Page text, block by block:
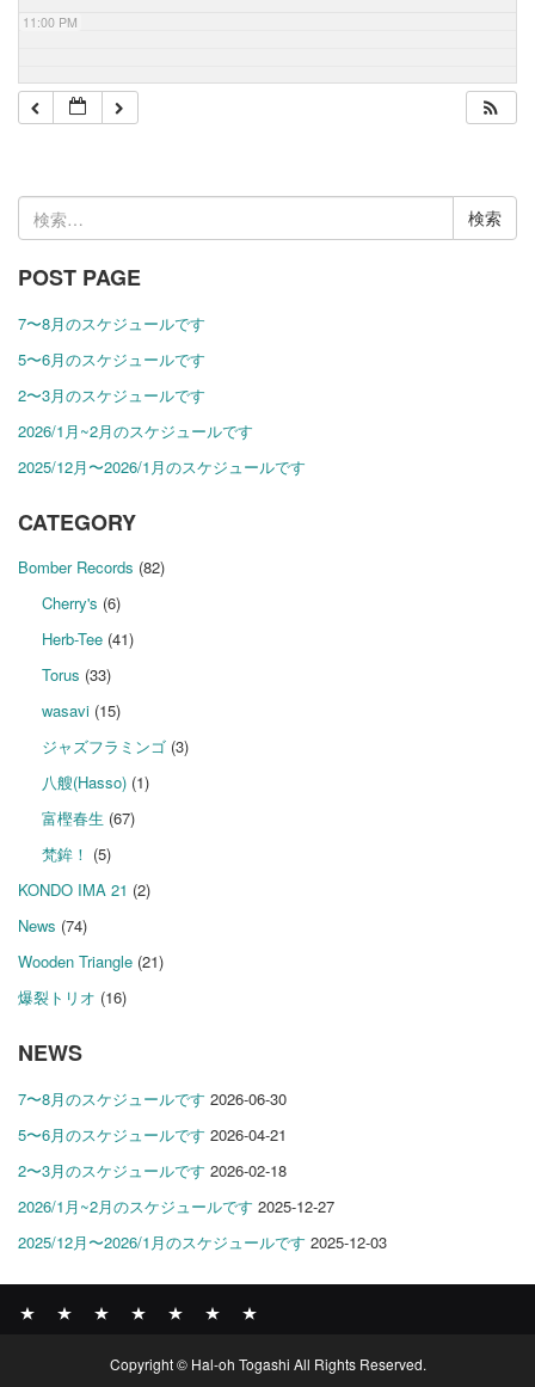
11:00 PM
検
索:
POST PAGE
7〜8月のスケジュールです
5〜6月のスケジュールです
2〜3月のスケジュールです
2026/1月~2月のスケジュールです
2025/12月〜2026/1月のスケジュールです
CATEGORY
Bomber Records (82)
Cherry's (6)
Herb-Tee(41)
Torus (33)
wasavi(15)
ジャズフラミンゴ(3)
八艘(Hasso)(1)
富樫春生 (67)
梵鉾！ (5)
KONDO IMA 21 (2)
News (74)
Wooden Triangle (21)
爆裂トリオ (16)
NEWS
7〜8月のスケジュールです 2026-06-30
5〜6月のスケジュールです 2026-04-21
2〜3月のスケジュールです 2026-02-18
2026/1月~2月のスケジュールです 2025-12-27
2025/12月〜2026/1月のスケジュールです 2025-12-03
RECORDS
PROFILE
Copyright © Hal-oh Togashi All Rights Reserved.